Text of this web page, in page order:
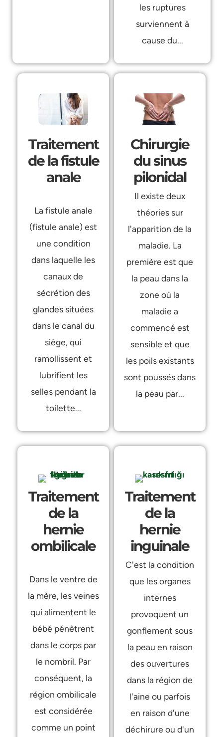
les ruptures
surviennent à
cause du...
Traitement
de la fistule
anale
La fistule anale
(fistule anale) est
une condition
dans laquelle les
canaux de
sécrétion des
glandes situées
dans le canal du
siège, qui
ramollissent et
lubrifient les
selles pendant la
toilette...
Chirurgie
du sinus
pilonidal
Il existe deux
théories sur
l'apparition de la
maladie. La
première est que
la peau dans la
zone où la
maladie a
commencé est
sensible et que
les poils existants
sont poussés dans
la peau par...
Traitement
de la
hernie
ombilicale
Dans le ventre de
la mère, les veines
qui alimentent le
bébé pénètrent
dans le corps par
le nombril. Par
conséquent, la
région ombilicale
est considérée
comme un point
Traitement
de la
hernie
inguinale
C'est la condition
que les organes
internes
provoquent un
gonflement sous
la peau en raison
des ouvertures
dans la région de
l'aine ou parfois
en raison d'une
déchirure ou d'un